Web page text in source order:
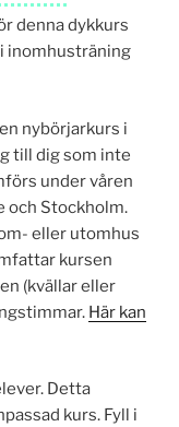
denna dykkurs
inomhusträning
nybörjarkurs i
till dig som inte
under våren
och Stockholm.
eller utomhus
kursen
(kvällar eller
Här kan
Detta
kurs. Fyll i